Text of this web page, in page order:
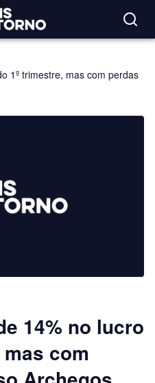
1º trimestre, mas com perdas
14% no lucro
com